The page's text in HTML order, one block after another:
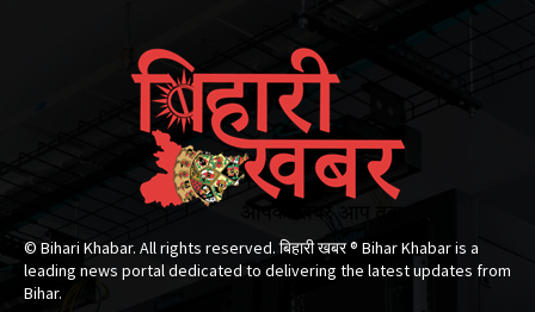
© Bihari Khabar. All rights reserved. बिहारी खबर ®​ Bihar Khabar is a
leading news portal dedicated to delivering the latest updates from
Bihar.